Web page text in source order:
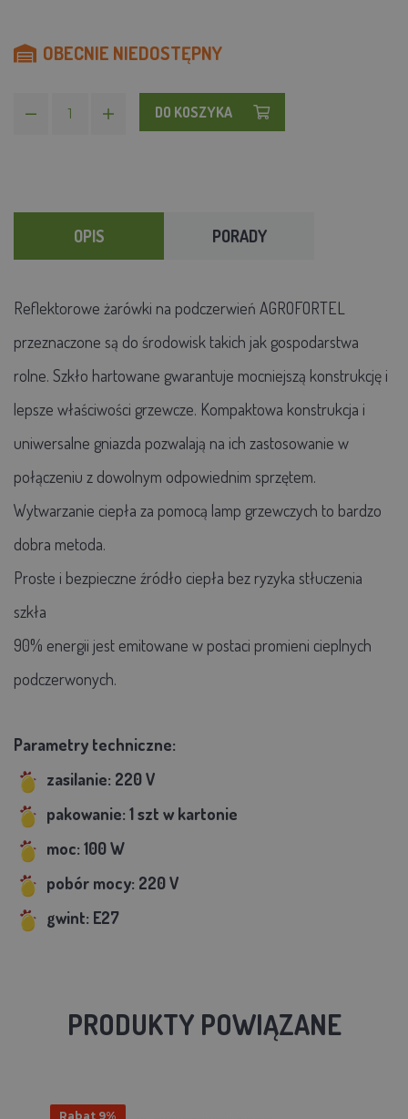
OBECNIE NIEDOSTĘPNY
DO KOSZYKA
OPIS PORADY
Reflektorowe żarówki na podczerwień AGROFORTEL
przeznaczone są do środowisk takich jak gospodarstwa
rolne. Szkło hartowane gwarantuje mocniejszą konstrukcję i
lepsze właściwości grzewcze. Kompaktowa konstrukcja i
uniwersalne gniazda pozwalają na ich zastosowanie w
połączeniu z dowolnym odpowiednim sprzętem.
Wytwarzanie ciepła za pomocą lamp grzewczych to bardzo
dobra metoda.
Proste i bezpieczne źródło ciepła bez ryzyka stłuczenia
szkła
90% energii jest emitowane w postaci promieni cieplnych
podczerwonych.
Parametry techniczne:
zasilanie: 220 V
pakowanie: 1 szt w kartonie
moc: 100 W
pobór mocy: 220 V
gwint: E27
PRODUKTY POWIĄZANE
Rabat 9%